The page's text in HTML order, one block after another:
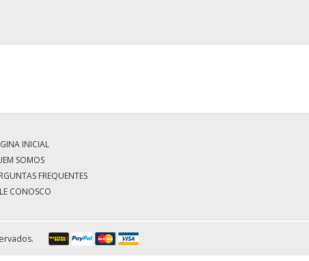
INICIAL
SOMOS
FREQUENTES
CONOSCO